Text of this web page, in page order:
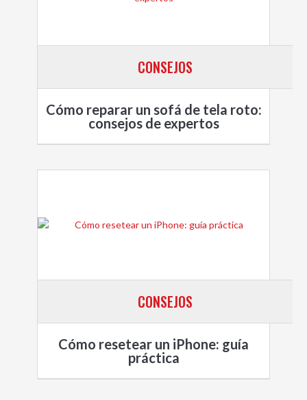
CONSEJOS
Cómo reparar un sofá de tela roto:
consejos de expertos
CONSEJOS
Cómo resetear un iPhone: guía
práctica